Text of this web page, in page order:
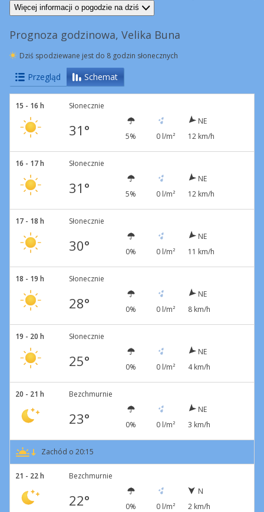
NE
12 km/h NE
4 km/h
Więcej informacji o pogodzie na dziś
Prognoza godzinowa, Velika Buna
Dziś spodziewane jest do 8 godzin słonecznych
Przegląd Schemat
15 - 16 h Słonecznie
31° 5% 0 l/m²
NE
12 km/h
16 - 17 h Słonecznie
31° 5% 0 l/m²
NE
12 km/h
17 - 18 h Słonecznie
30° 0% 0 l/m²
NE
11 km/h
18 - 19 h Słonecznie
28° 0% 0 l/m²
NE
8 km/h
19 - 20 h Słonecznie
25° 0% 0 l/m²
NE
4 km/h
20 - 21 h Bezchmurnie
23° 0% 0 l/m²
NE
3 km/h
Zachód o 20:15
21 - 22 h Bezchmurnie
22° 0% 0 l/m²
N
2 km/h